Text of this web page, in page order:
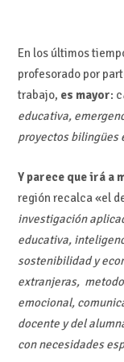
En los últimos
profesorado por
trabajo, es mayor: c
educativa,
proyectos bilingües
Y parece que irá a
región recalca «el
investigación
educativa,
sostenibilidad y
extranjeras,
emocional,
docente y del
con necesidades